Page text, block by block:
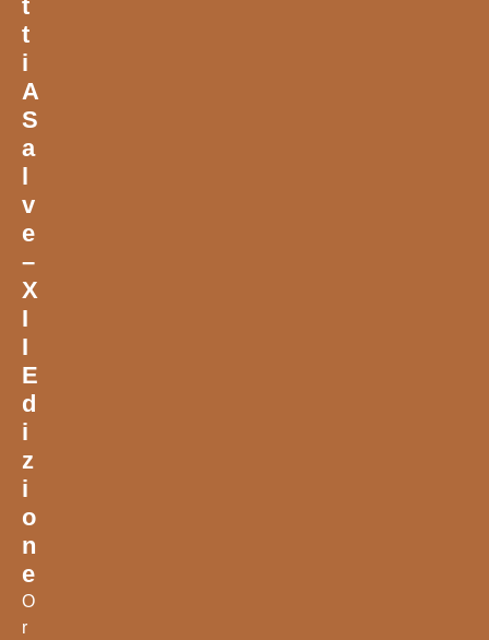
T
T
I
A
S
A
L
V
E
–
X
I
I
E
D
I
Z
I
O
N
E
O
r